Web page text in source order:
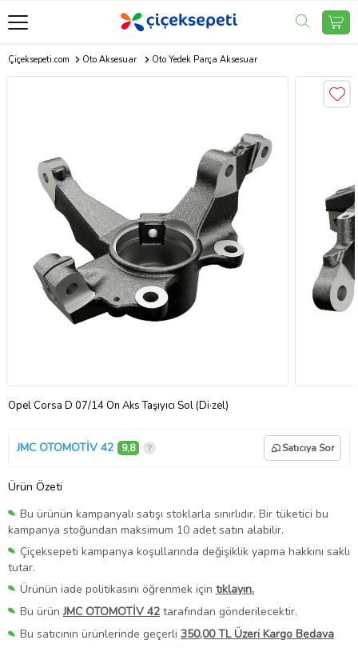
Çiçeksepeti.com Oto Aksesuar Oto Yedek Parça Aksesuar
Opel Corsa D 07/14 Ön Aks Taşıyıcı Sol (Di·zel)
JMC OTOMOTİV 42 9,8 Satıcıya Sor
Ürün Özeti
Bu ürünün kampanyalı satışı stoklarla sınırlıdır. Bir tüketici bu
kampanya stoğundan maksimum 10 adet satın alabilir.
Çiçeksepeti kampanya koşullarında değişiklik yapma hakkını saklı
tutar.
Ürünün iade politikasını öğrenmek için tıklayın.
Bu ürünJMC OTOMOTİV 42 tarafından gönderilecektir.
Bu satıcının ürünlerinde geçerli 350,00 TL Üzeri Kargo Bedava